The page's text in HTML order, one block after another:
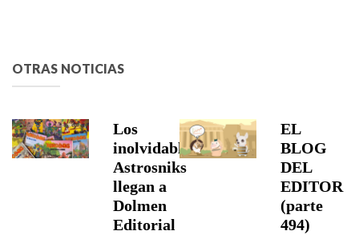
OTRAS NOTICIAS
Los
inolvidables
Astrosniks
llegan a
Dolmen
Editorial
EL
BLOG
DEL
EDITOR
(parte
494)